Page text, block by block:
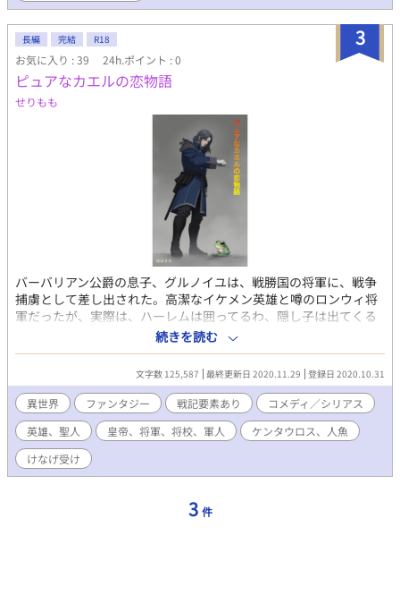
3
長編 完結 R18
お気に入り : 39 24h.ポイント : 0
ピュアなカエルの恋物語
せりもも
バーバリアン公爵の息子、グルノイユは、戦勝国の将軍に、戦争
捕虜として差し出された。高潔なイケメン英雄と噂のロンウィ将
軍だったが、実際は、ハーレムは囲ってるわ、隠し子は出てくる
わ、その上、全然、イケメンじゃなかった。やがて、激しい戦闘
が始まる。自分を顧みず、敵軍に突っ込んでいく将軍に、次第に
惹かれていくグルノイユ。しかし、彼には、心に秘めた人がいる
らしい……？ ※攻めはろくでなしのおじさんです。カエルは愛ら
しい妖精です ［表紙］将軍：Leonard,ai カエル：microsoft
designer
続きを読む
文字数 125,587 最終更新日 2020.11.29 登録日 2020.10.31
異世界 ファンタジー 戦記要素あり
コメディ／シリアス
英雄、聖人
皇帝、将軍、将校、軍人
ケンタウロス、人魚
けなげ受け
3 件